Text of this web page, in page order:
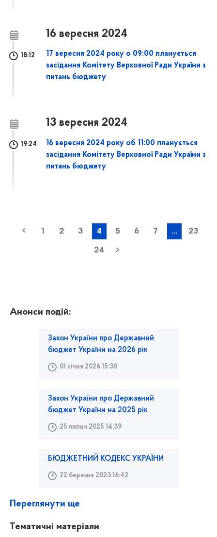
16 вересня 2024
18:12
17 вересня 2024 року о 09:00 планується
засідання Комітету Верховної Ради України з
питань бюджету
13 вересня 2024
19:24
16 вересня 2024 року об 11:00 планується
засідання Комітету Верховної Ради України з
питань бюджету
1 2 3 4 5 6 7 ... 23
24
Анонси подій:
Закон України про Державний
бюджет України на 2026 рік
01 січня 2026 15:30
Закон України про Державний
бюджет України на 2025 рік
25 липня 2025 14:39
БЮДЖЕТНИЙ КОДЕКС УКРАЇНИ
22 березня 2023 16:42
Переглянути ще
Тематичні матеріали